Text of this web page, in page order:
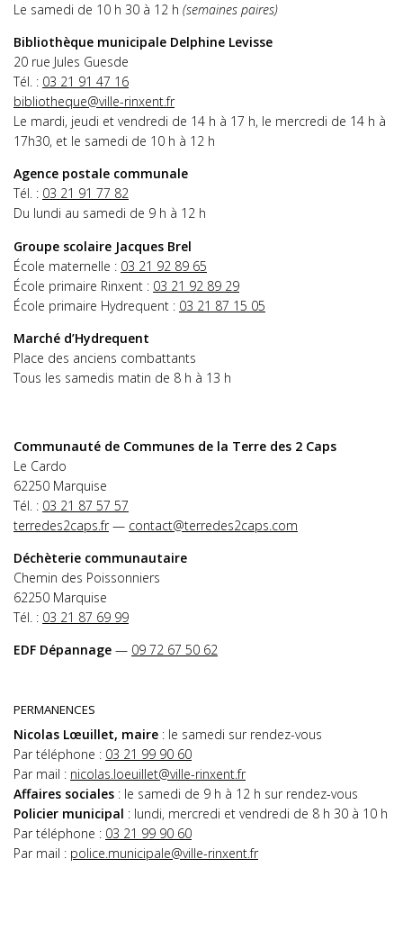
Le samedi de 10 h 30 à 12 h (semaines paires)
Bibliothèque municipale Delphine Levisse
20 rue Jules Guesde
Tél. : 03 21 91 47 16
bibliotheque@ville-rinxent.fr
Le mardi, jeudi et vendredi de 14 h à 17 h, le mercredi de 14 h à
17h30, et le samedi de 10 h à 12 h
Agence postale communale
Tél. : 03 21 91 77 82
Du lundi au samedi de 9 h à 12 h
Groupe scolaire Jacques Brel
École maternelle : 03 21 92 89 65
École primaire Rinxent : 03 21 92 89 29
École primaire Hydrequent : 03 21 87 15 05
Marché d’Hydrequent
Place des anciens combattants
Tous les samedis matin de 8 h à 13 h
Communauté de Communes de la Terre des 2 Caps
Le Cardo
62250 Marquise
Tél. : 03 21 87 57 57
terredes2caps.fr— contact@terredes2caps.com
Déchèterie communautaire
Chemin des Poissonniers
62250 Marquise
Tél. : 03 21 87 69 99
EDF Dépannage — 09 72 67 50 62
PERMANENCES
Nicolas Lœuillet, maire : le samedi sur rendez-vous
Par téléphone : 03 21 99 90 60
Par mail : nicolas.loeuillet@ville-rinxent.fr
Affaires sociales : le samedi de 9 h à 12 h sur rendez-vous
Policier municipal : lundi, mercredi et vendredi de 8 h 30 à 10 h
Par téléphone : 03 21 99 90 60
Par mail : police.municipale@ville-rinxent.fr